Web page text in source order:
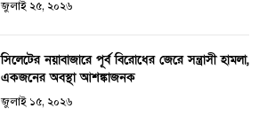
জুলাই ২৫, ২০২৬
সিলেটের নয়াবাজারে পূর্ব বিরোধের জেরে সন্ত্রাসী হামলা,
একজনের অবস্থা আশঙ্কাজনক
জুলাই ১৫, ২০২৬